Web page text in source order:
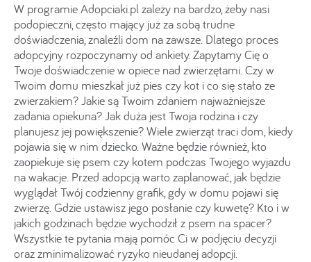
W programie Adopciaki.pl zależy na bardzo, żeby nasi
podopieczni, często mający już za sobą trudne
doświadczenia, znaleźli dom na zawsze. Dlatego proces
adopcyjny rozpoczynamy od ankiety. Zapytamy Cię o
Twoje doświadczenie w opiece nad zwierzętami. Czy w
Twoim domu mieszkał już pies czy kot i co się stało ze
zwierzakiem? Jakie są Twoim zdaniem najważniejsze
zadania opiekuna? Jak duża jest Twoja rodzina i czy
planujesz jej powiększenie? Wiele zwierząt traci dom, kiedy
pojawia się w nim dziecko. Ważne będzie również, kto
zaopiekuje się psem czy kotem podczas Twojego wyjazdu
na wakacje. Przed adopcją warto zaplanować, jak będzie
wyglądał Twój codzienny grafik, gdy w domu pojawi się
zwierzę. Gdzie ustawisz jego posłanie czy kuwetę? Kto i w
jakich godzinach będzie wychodził z psem na spacer?
Wszystkie te pytania mają pomóc Ci w podjęciu decyzji
oraz zminimalizować ryzyko nieudanej adopcji.